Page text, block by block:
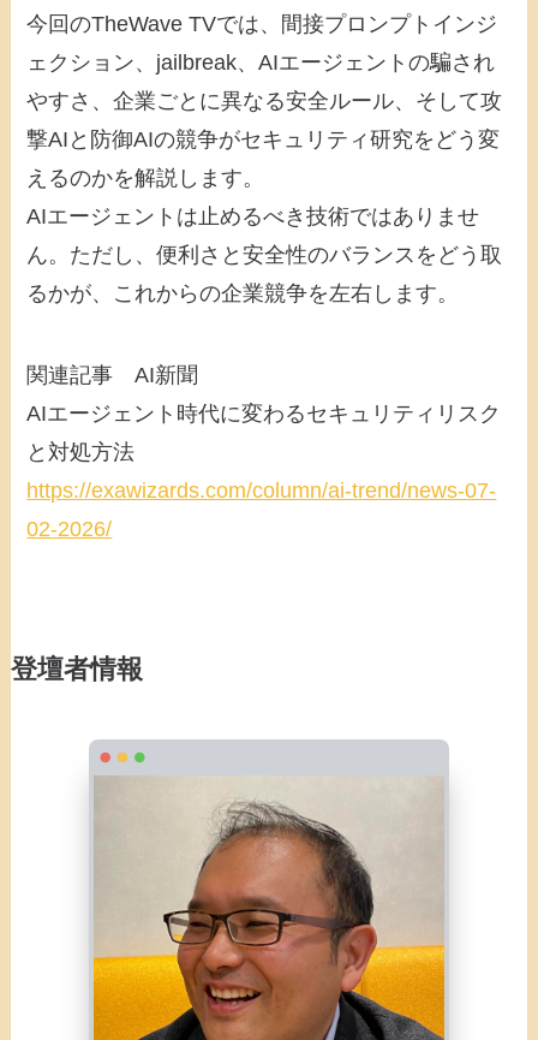
今回のTheWave TVでは、間接プロンプトインジ
ェクション、jailbreak、AIエージェントの騙され
やすさ、企業ごとに異なる安全ルール、そして攻
撃AIと防御AIの競争がセキュリティ研究をどう変
えるのかを解説します。
AIエージェントは止めるべき技術ではありませ
ん。ただし、便利さと安全性のバランスをどう取
るかが、これからの企業競争を左右します。
関連記事 AI新聞
AIエージェント時代に変わるセキュリティリスク
と対処方法
https://exawizards.com/column/ai-trend/news-07-
02-2026/
登壇者情報